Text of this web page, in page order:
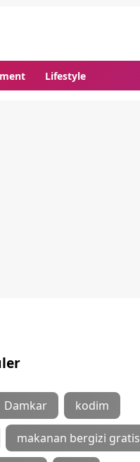
Lifestyle
Damkar kodim
makanan bergizi gratis